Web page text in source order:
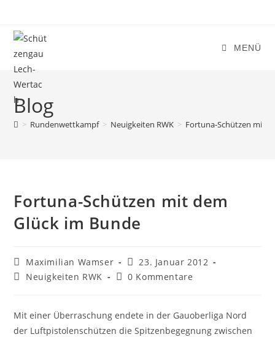
springen
MENÜ
Blog
> Rundenwettkampf > Neuigkeiten RWK > Fortuna-Schützen mit
Fortuna-Schützen mit dem
Glück im Bunde
Beitrags-
Autor:
Maximilian Wamser
Beitrag
veröffentlicht:
23. Januar 2012
Beitrags-
Neuigkeiten RWK
Beitrags-
0 Kommentare
Mit einer Überraschung endete in der Gauoberliga Nord
der Luftpistolenschützen die Spitzenbegegnung zwischen